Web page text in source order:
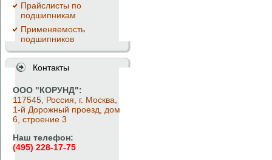
Прайслисты по
подшипникам
Применяемость
подшипников
Контакты
ООО "КОРУНД":
117545, Россия, г. Москва,
1-й Дорожный проезд, дом
6, строение 3
Наш телефон:
(495) 228-17-75